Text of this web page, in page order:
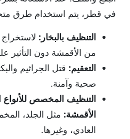
في قطر، يتم استخدام طرق
التنظيف بالبخار:لاستخراج
من الأقمشة دون التأثير
التعقيم:قتل الجراثيم
صحية وآمنة.
التنظيف المخصص للأنواع
الأقمشة:مثل الجلد،
العادي، وغيرها.